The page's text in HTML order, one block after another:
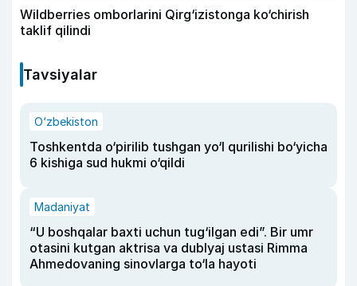
Wildberries omborlarini Qirg‘izistonga ko‘chirish
taklif qilindi
Tavsiyalar
O‘zbekiston
Toshkentda o‘pirilib tushgan yo‘l qurilishi bo‘yicha
6 kishiga sud hukmi o‘qildi
Madaniyat
“U boshqalar baxti uchun tug‘ilgan edi”. Bir umr
otasini kutgan aktrisa va dublyaj ustasi Rimma
Ahmedovaning sinovlarga to‘la hayoti